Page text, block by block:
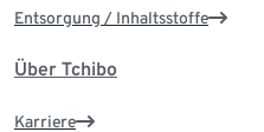
Entsorgung / Inhaltsstoffe
Über Tchibo
Karriere